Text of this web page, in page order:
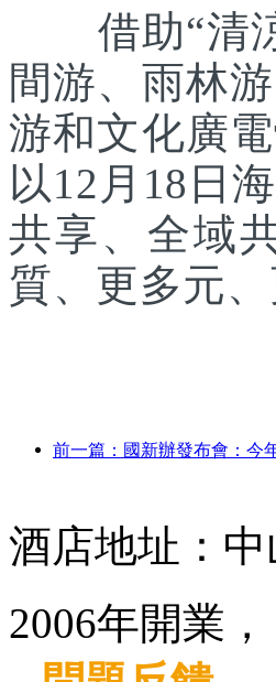
借助“清涼
間游、雨林
游和文化廣
以12月18日
共享、全域
質、更多元
酒店地址：
2006年開業